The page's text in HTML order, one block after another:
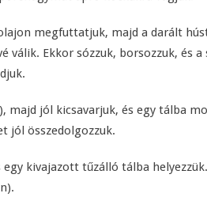
megfuttatjuk, majd a darált
Ekkor sózzuk, borsozzuk, és a
majd jól kicsavarjuk, és egy tálba
jól összedolgozzuk.
kivajazott tűzálló tálba